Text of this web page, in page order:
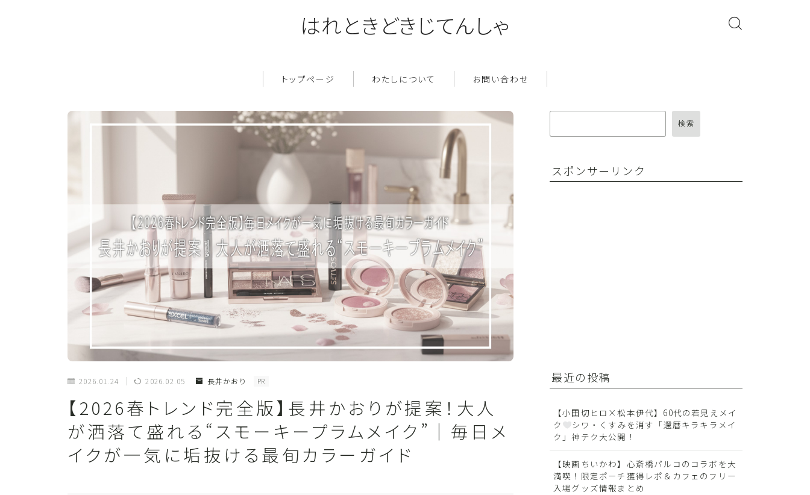
はれときどきじてんしゃ
トップページ わたしについて お問い合わせ
2026.01.24 2026.02.05 長井かおり PR
【2026春トレンド完全版】長井かおりが提案！大人
が洒落て盛れる“スモーキープラムメイク”｜毎日メ
イクが一気に垢抜ける最旬カラーガイド
検索
スポンサーリンク
最近の投稿
【小田切ヒロ×松本伊代】60代の若見えメイ
ク
シワ・くすみを消す「還暦キラキラメイ
ク」神テク大公開！
【映画ちいかわ】心斎橋パルコのコラボを大
満喫！限定ポーチ獲得レポ＆カフェのフリー
入場グッズ情報まとめ